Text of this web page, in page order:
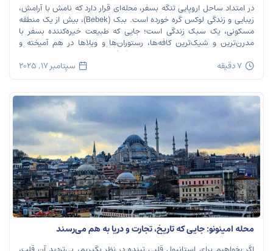
در امتداد ساحل اروپایی تنگه بسفر، محله‌ای قرار دارد که نامش با آرامش،
زیبایی و زندگی لوکس گره خورده است. ببک (Bebek)، بیش از یک منطقه
مسکونی، یک سبک زندگی است؛ جایی که طبیعت خیره‌کننده بسفر با
مدرن‌ترین و شیک‌ترین کافه‌ها، رستوران‌ها و ویلاها در هم آمیخته و
تصویری بی‌نظیر از استانبول معاصر را به […]
7 دقیقه سپتامبر 17, 2025
محله امینونو: جایی که تاریخ، تجارت و دریا به هم می‌رسند